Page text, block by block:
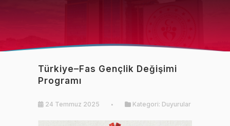
Türkiye–Fas Gençlik Değişimi
Programı
24 Temmuz 2025 Kategori: Duyurular